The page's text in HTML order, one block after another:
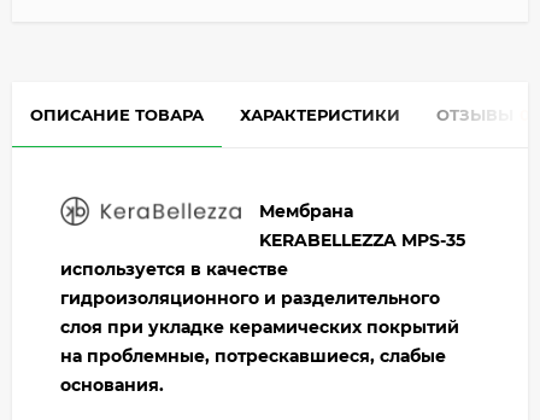
ОПИСАНИЕ ТОВАРА ХАРАКТЕРИСТИКИ ОТЗЫВЫ
Мембрана
KERABELLEZZA MPS-35
используется в качестве
гидроизоляционного и разделительного
слоя при укладке керамических покрытий
на проблемные, потрескавшиеся, слабые
основания.